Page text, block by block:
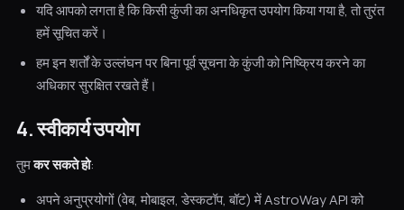
यदि आपको लगता है कि किसी कुंजी का अनधिकृत उपयोग किया गया है, तो तुरंत
हमें सूचित करें।
हम इन शर्तों के उल्लंघन पर बिना पूर्व सूचना के कुंजी को निष्क्रिय करने का
अधिकार सुरक्षित रखते हैं।
4. स्वीकार्य उपयोग
तुमकर सकते हो:
अपने अनुप्रयोगों (वेब, मोबाइल, डेस्कटॉप, बॉट) में AstroWay API को